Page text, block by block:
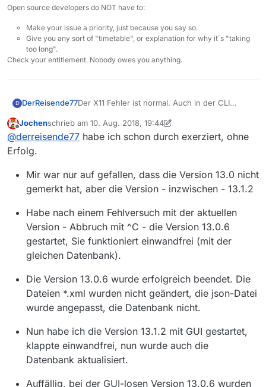
. ========== ========== ==========
. DURATION 0:  Konfig lesen  [154,00 ms]
.    Klasse:  MediathekAuto.starten
.    Konfig lesen Anzahl: 1   Dauer: 153,00
. ========== ========== ========== ==========
Open source developers do NOT have to:
Make your issue a priority, just because you say so.
Give you any sort of "timetable", or explanation for why it´s "taking
too long".
Check your entitlement. Nobody owes you anything.
D DerReisende77Der X11 Fehler ist normal. Auch in der CLI
ansonsten die intern genutzten Klassen auch
für Auto nicht funktionieren.
Zu deinem Fehler: beende Mal bitte alle
Instanzen und lösche komplett den Database
Version schon läuft oder eine Lock Datei übrig
geblieben ist. Das löschen ist unkritisch da alle
Daten beim Start neu angelegt werden.
Offline
Jochenschrieb am 10. Aug. 2018, 19:44
zuletzt editiert von Jochen8. Okt. 2018, 22:12
@derreisende77 habe ich schon durch exerziert, ohne
Erfolg.
Mir war nur auf gefallen, dass die Version 13.0 nicht
gemerkt hat, aber die Version - inzwischen - 13.1.2
Habe nach einem Fehlversuch mit der aktuellen
Version - Abbruch mit ^C - die Version 13.0.6
gestartet, Sie funktioniert einwandfrei (mit der
gleichen Datenbank).
Die Version 13.0.6 wurde erfolgreich beendet. Die
Dateien *.xml wurden nicht geändert, die json-Datei
wurde angepasst, die Datenbank nicht.
Nun habe ich die Version 13.1.2 mit GUI gestartet,
klappte einwandfrei, nun wurde auch die
Datenbank aktualisiert.
Auffällig, bei der GUI-losen Version 13.0.6 wurden